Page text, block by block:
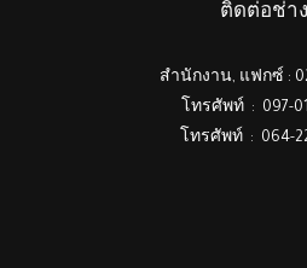
ติดต่อช่า
สำนักงาน, แฟกซ์ :
โทรศัพท์ : 097-
โทรศัพท์ : 064-